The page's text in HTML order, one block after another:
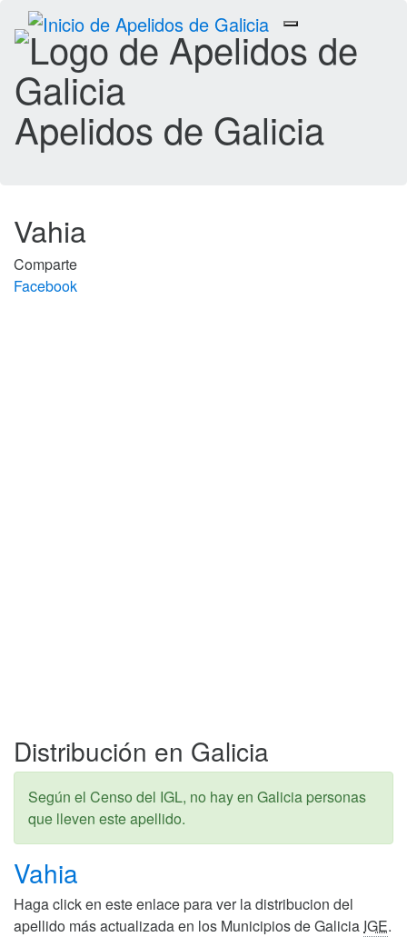
Toggle
navigation
Apelidos de Galicia
Vahia
Comparte
Facebook
Distribución en Galicia
Según el Censo del IGL, no hay en Galicia personas
que lleven este apellido.
Vahia
Haga click en este enlace para ver la distribucion del
apellido más actualizada en los Municipios de Galicia IGE.